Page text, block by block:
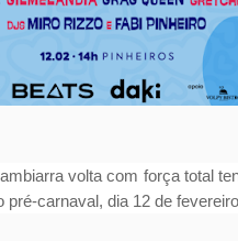
volta com força total
pré-carnaval, dia 12 de